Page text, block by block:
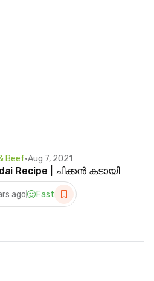
Beef•Aug 7, 2021
Recipe | ചിക്കൻ കടായി
ago Fast